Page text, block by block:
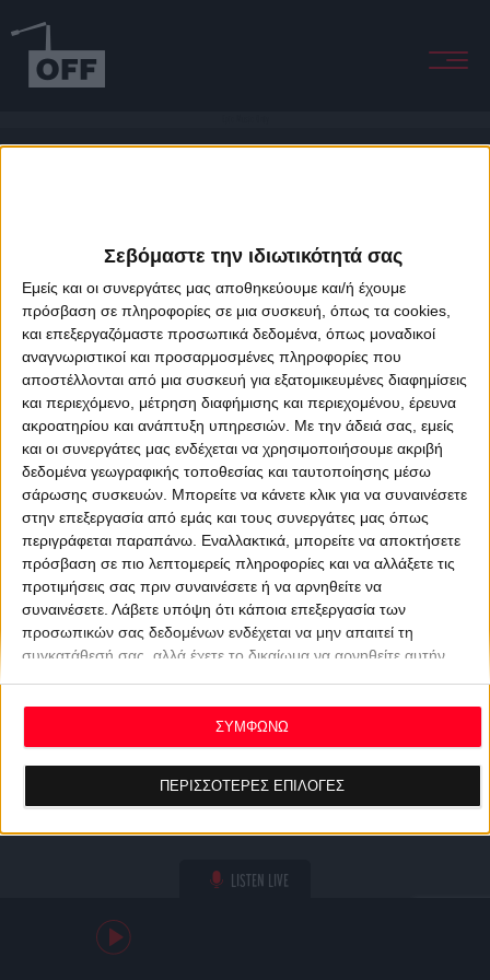
Σεβόμαστε την ιδιωτικότητά σας
Εμείς και οι συνεργάτες μας αποθηκεύουμε και/ή έχουμε
πρόσβαση σε πληροφορίες σε μια συσκευή, όπως τα cookies,
και επεξεργαζόμαστε προσωπικά δεδομένα, όπως μοναδικοί
αναγνωριστικοί και προσαρμοσμένες πληροφορίες που
αποστέλλονται από μια συσκευή για εξατομικευμένες διαφημίσεις
και περιεχόμενο, μέτρηση διαφήμισης και περιεχομένου, έρευνα
ακροατηρίου και ανάπτυξη υπηρεσιών. Με την άδειά σας, εμείς
και οι συνεργάτες μας ενδέχεται να χρησιμοποιήσουμε ακριβή
δεδομένα γεωγραφικής τοποθεσίας και ταυτοποίησης μέσω
σάρωσης συσκευών. Μπορείτε να κάνετε κλικ για να συναινέσετε
στην επεξεργασία από εμάς και τους συνεργάτες μας όπως
περιγράφεται παραπάνω. Εναλλακτικά, μπορείτε να αποκτήσετε
πρόσβαση σε πιο λεπτομερείς πληροφορίες και να αλλάξετε τις
προτιμήσεις σας πριν συναινέσετε ή να αρνηθείτε να
συναινέσετε. Λάβετε υπόψη ότι κάποια επεξεργασία των
προσωπικών σας δεδομένων ενδέχεται να μην απαιτεί τη
συγκατάθεσή σας, αλλά έχετε το δικαίωμα να αρνηθείτε αυτήν
ανακαλέσετε τη συγκατάθεσή σας ανά πάσα στιγμή
επιστρέφοντας σε αυτόν τον ιστότοπο και κάνοντας κλικ στο
κουμπί "Απορρήτου" στο κάτω μέρος της ιστοσελίδας.
ΠΕΡΙΣΣΟΤΕΡΕΣ ΕΠΙΛΟΓΕΣ
ΣΥΜΦΩΝΩ
LISTEN LIVE
About Offradio Business Class Terms & Conditions
Privacy Policy
Designed & developed byporcupine colors&Fotis Alexandrou